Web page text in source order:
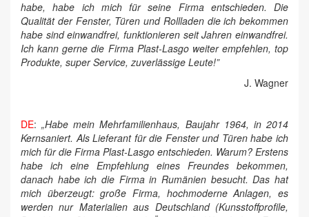
habe, habe ich mich für seine Firma entschieden. Die
Qualität der Fenster, Türen und Rollladen die ich bekommen
habe sind einwandfrei, funktionieren seit Jahren einwandfrei.
Ich kann gerne die Firma Plast-Lasgo weiter empfehlen, top
Produkte, super Service, zuverlässige Leute!”
J. Wagner
DE:„Habe mein Mehrfamilienhaus, Baujahr 1964, in 2014
Kernsaniert. Als Lieferant für die Fenster und Türen habe ich
mich für die Firma Plast-Lasgo entschieden. Warum? Erstens
habe ich eine Empfehlung eines Freundes bekommen,
danach habe ich die Firma in Rumänien besucht. Das hat
mich überzeugt: große Firma, hochmoderne Anlagen, es
werden nur Materialien aus Deutschland (Kunsstoffprofile,